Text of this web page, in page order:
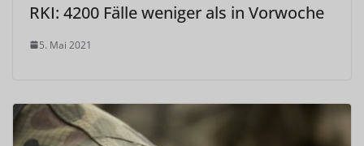
RKI: 4200 Fälle weniger als in Vorwoche
5. Mai 2021